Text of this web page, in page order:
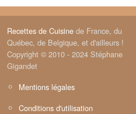
Recettes de Cuisine de France, du
Québec, de Belgique, et d'ailleurs !
Copyright © 2010 - 2024 Stéphane
Gigandet
Mentions légales
Conditions d'utilisation